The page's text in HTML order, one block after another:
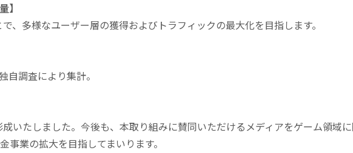
】
、多様なユーザー層の獲得およびトラフィックの最大化を目指します。
調査により集計。
いたしました。今後も、本取り組みに賛同いただけるメディアをゲーム領域
事業の拡大を目指してまいります。